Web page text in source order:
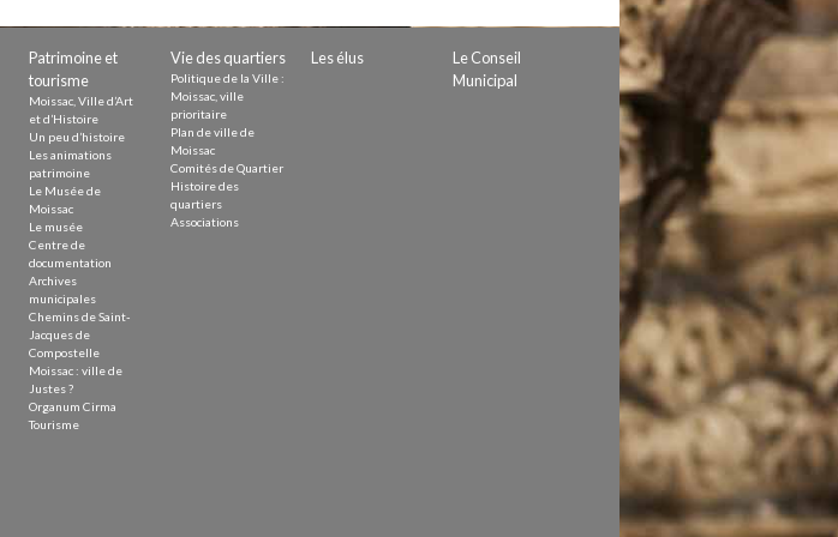
Demande de subvention
Demande d’autorisation de tournage
Appels à projets
Patrimoine et
tourisme
Moissac, Ville d’Art
et d’Histoire
Un peu d’histoire
Les animations
patrimoine
Le Musée de
Moissac
Le musée
Centre de
documentation
Archives
municipales
Chemins de Saint-
Jacques de
Compostelle
Moissac : ville de
Justes ?
Organum Cirma
Tourisme
Vie des quartiers
Politique de la Ville :
Moissac, ville
prioritaire
Plan de ville de
Moissac
Comités de Quartier
Histoire des
quartiers
Associations
Les élus
Le Conseil
Municipal